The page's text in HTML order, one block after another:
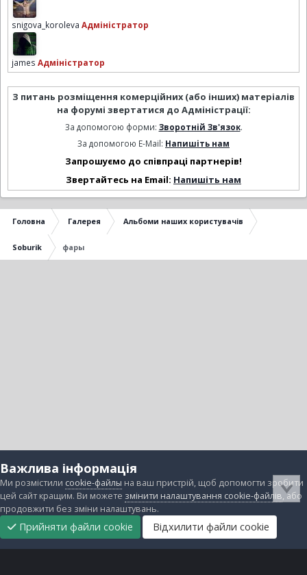
snigova_koroleva Адміністратор
james Адміністратор
З питань розміщення комерційних (або інших) матеріалів
на форумі звертатися до Адміністрації:
За допомогою форми: Зворотній Зв'язок.
За допомогою E-Mail: Напишіть нам
Запрошуємо до співпраці партнерів!
Звертайтесь на Email: Напишіть нам
Головна Галерея Альбоми наших користувачів
Soburik фары
Важлива інформація
Ми розмістили cookie-файлы на ваш пристрій, щоб допомогти зробити
цей сайт кращим. Ви можете змінити налаштування cookie-файлів, або
продовжити без зміни налаштувань.
Прийняти файли cookie Відхилити файли cookie
Головна
Підтримати
нас
Прибрати
рекламу
Завантаження Непрочитані Реєстрація